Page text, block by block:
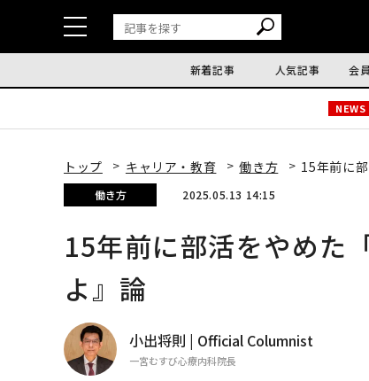
新着記事 人気記事 会
NEWS
トップ キャリア・教育 働き方 15年前に
働き方 2025.05.13 14:15
15年前に部活をやめた
よ』論
小出将則 | Official Columnist
一宮むすび心療内科院長